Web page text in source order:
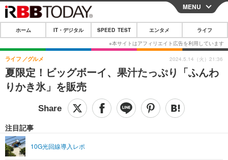
CLOSE
ホーム
IT・デジタル
IT・デジタルTOP スマートフォン
ネタ
ショッピング その他
SPEED TEST
エンタメTOP 映画・ドラマ
ライフTOP
リリース一覧
MENU
ホーム IT・デジタル SPEED TEST エンタメ ライフ
夏限定！ビッグボーイ、果汁たっぷり「ふんわ
りかき氷」を販売
ライフ グルメ
注目記事
10G光回線導入レポ
2024.5.14（火）21:36